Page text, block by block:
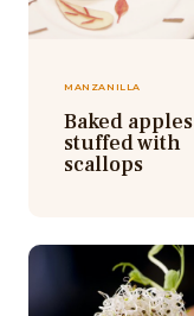
MANZANILLA
Baked apples
stuffed with
scallops